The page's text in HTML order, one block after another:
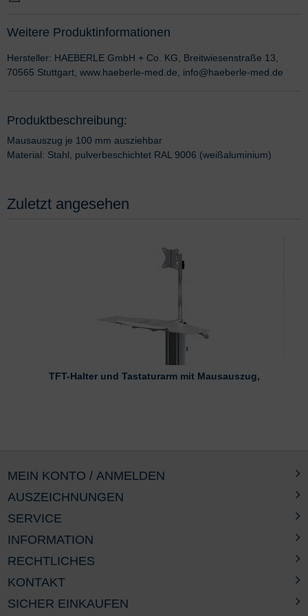
Weitere Produktinformationen
Hersteller: HAEBERLE GmbH + Co. KG, Breitwiesenstraße 13,
70565 Stuttgart, www.haeberle-med.de, info@haeberle-med.de
Produktbeschreibung:
Mausauszug je 100 mm ausziehbar
Material: Stahl, pulverbeschichtet RAL 9006 (weißaluminium)
Zuletzt angesehen
TFT-Halter und Tastaturarm mit Mausauszug,
AUSZEICHNUNGEN
SERVICE
INFORMATION
RECHTLICHES
MEIN KONTO / ANMELDEN
KONTAKT
SICHER EINKAUFEN